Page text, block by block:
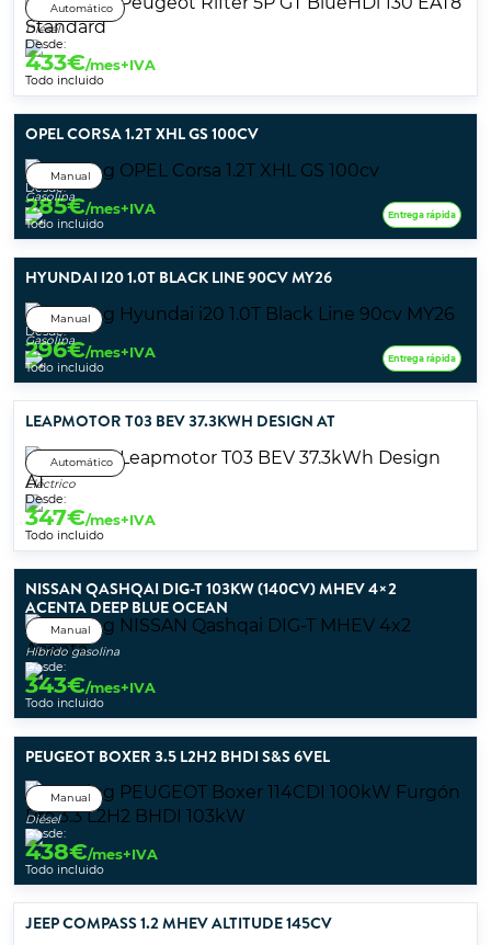
Automático
Diésel
Desde:
433€/mes+IVA
Todo incluido
OPEL CORSA 1.2T XHL GS 100CV
Manual
Gasolina
Desde:
285€/mes+IVA
Todo incluido
Entrega rápida
HYUNDAI I20 1.0T BLACK LINE 90CV MY26
Manual
Gasolina
Desde:
296€/mes+IVA
Todo incluido
Entrega rápida
LEAPMOTOR T03 BEV 37.3KWH DESIGN AT
Automático
Eléctrico
Desde:
347€/mes+IVA
Todo incluido
NISSAN QASHQAI DIG-T 103KW (140CV) MHEV 4×2
ACENTA DEEP BLUE OCEAN
Manual
Híbrido gasolina
Desde:
343€/mes+IVA
Todo incluido
PEUGEOT BOXER 3.5 L2H2 BHDI S&S 6VEL
Manual
Diésel
Desde:
438€/mes+IVA
Todo incluido
JEEP COMPASS 1.2 MHEV ALTITUDE 145CV